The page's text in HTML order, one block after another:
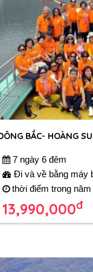
BẮC- HOÀNG
7 ngày 6 đêm
Đi và về bằng máy
thời điểm trong năm
13,990,000đ